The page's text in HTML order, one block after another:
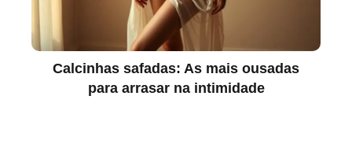
Calcinhas safadas: As mais ousadas
para arrasar na intimidade